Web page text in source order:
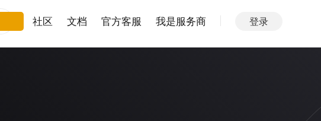
社区 文档 官方客服 我是服务商 登录